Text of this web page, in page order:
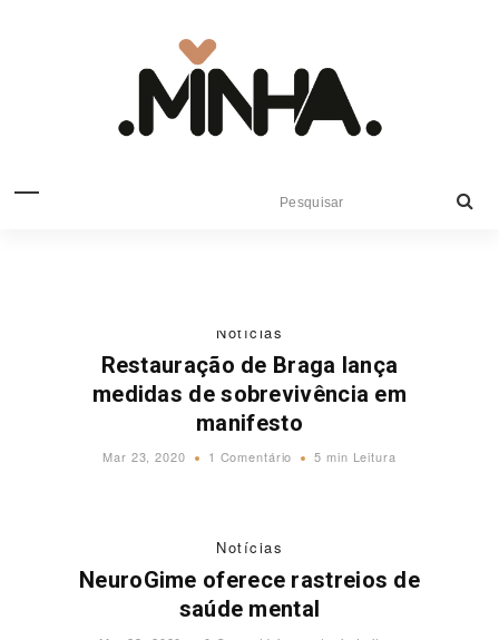
Notícias
Restauração de Braga lança
medidas de sobrevivência em
manifesto
Mar 23, 2020 1 Comentário 5 min Leitura
Notícias
NeuroGime oferece rastreios de
saúde mental